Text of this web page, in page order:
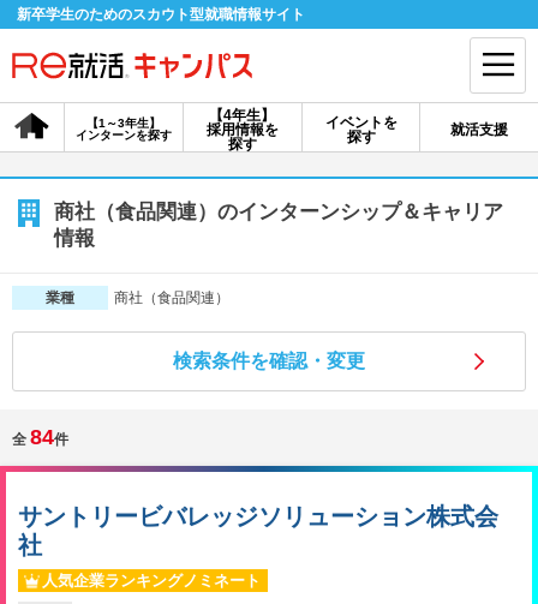
新卒学生のためのスカウト型就職情報サイト
【4年生】
採用情報を
探す
【1～3年生】
インターンを探す
イベントを
探す
就活支援
会員登録 ログイン
会員ID・パスワードを忘れた方はこちら
説明会を探す
インターンを探す
イベントを探す
就活ノウハウ・サポート
就活支援
商社（食品関連）のインターンシップ＆キャリア
情報
業種 商社（食品関連）
検索条件を確認・変更
全 84件
サントリービバレッジソリューション株式会
社
人気企業ランキングノミネート